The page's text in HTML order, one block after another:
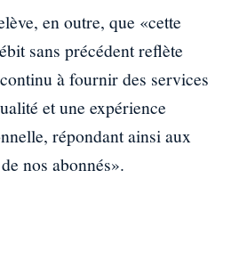
en outre, que «cette
sans précédent reflète
à fournir des services
et une expérience
répondant ainsi aux
nos abonnés».